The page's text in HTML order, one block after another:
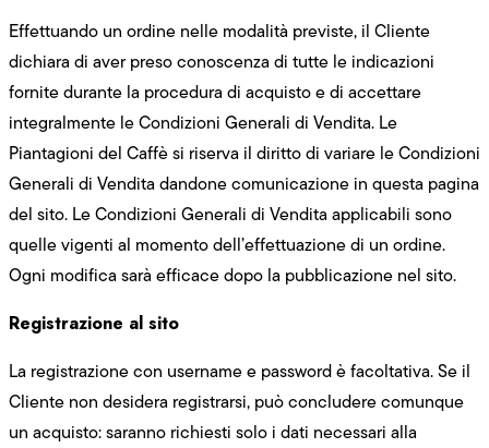
Effettuando un ordine nelle modalità previste, il Cliente
dichiara di aver preso conoscenza di tutte le indicazioni
fornite durante la procedura di acquisto e di accettare
integralmente le Condizioni Generali di Vendita. Le
Piantagioni del Caffè si riserva il diritto di variare le Condizioni
Generali di Vendita dandone comunicazione in questa pagina
del sito. Le Condizioni Generali di Vendita applicabili sono
quelle vigenti al momento dell’effettuazione di un ordine.
Ogni modifica sarà efficace dopo la pubblicazione nel sito.
Registrazione al sito
La registrazione con username e password è facoltativa. Se il
Cliente non desidera registrarsi, può concludere comunque
un acquisto: saranno richiesti solo i dati necessari alla